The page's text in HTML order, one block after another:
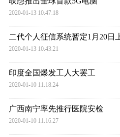
2020-01-13 10:47:18
二代个人征信系统暂定1月20日
2020-01-13 10:43:21
印度全国爆发工人大罢工
2020-01-10 11:18:24
广西南宁率先推行医院安检
2020-01-10 11:16:27